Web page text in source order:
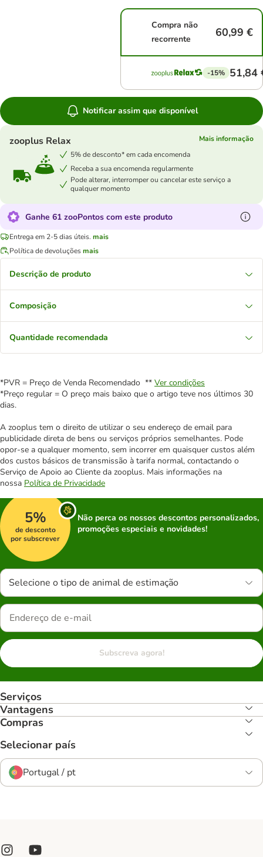
Compra não
recorrente
60,99 €
-15% 51,84
Notificar assim que disponível
zooplus Relax
Mais informação
5% de desconto* em cada encomenda
Receba a sua encomenda regularmente
Pode alterar, interromper ou cancelar este serviço a
qualquer momento
Ganhe 61 zooPontos com este produto
Entrega em 2-5 dias úteis. mais
Política de devoluçõesmais
Descrição de produto
Composição
Quantidade recomendada
*PVR = Preço de Venda Recomendado ** Ver condições
*Preço regular = O preço mais baixo que o artigo teve nos últimos 30
dias.
A zooplus tem o direito de utilizar o seu endereço de email para
publicidade direta de bens ou serviços próprios semelhantes. Pode
opor-se a qualquer momento, sem incorrer em quaisquer custos além
dos custos básicos de transmissão à tarifa normal, contactando o
Serviço de Apoio ao Cliente da zooplus. Mais informações na
nossa Política de Privacidade
5%
de desconto
por subscrever
Não perca os nossos descontos personalizados,
promoções especiais e novidades!
Selecione o tipo de animal de estimação
Subscreva agora!
Serviços
Vantagens
Compras
Selecionar país
Portugal / pt